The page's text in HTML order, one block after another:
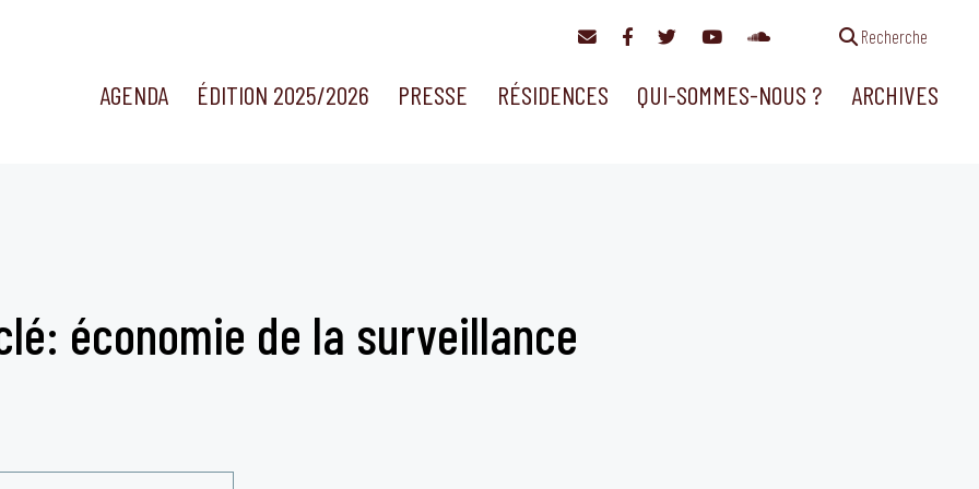
Recherche
AGENDA ÉDITION 2025/2026 PRESSE RÉSIDENCES QUI-SOMMES-NOUS ? ARCHIVES
économie de la surveillance